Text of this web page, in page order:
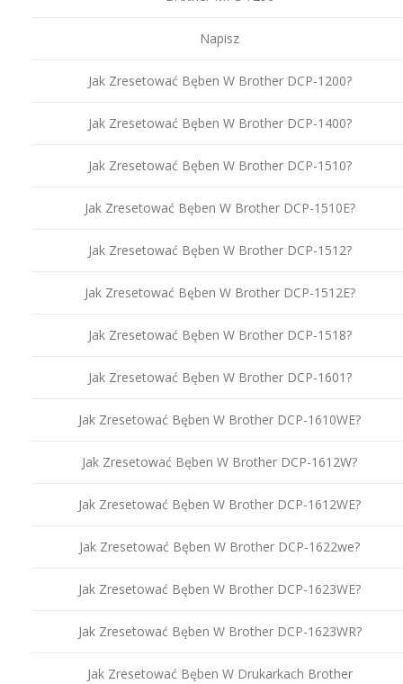
Napisz
Jak Zresetować Bęben W Brother DCP-1200?
Jak Zresetować Bęben W Brother DCP-1400?
Jak Zresetować Bęben W Brother DCP-1510?
Jak Zresetować Bęben W Brother DCP-1510E?
Jak Zresetować Bęben W Brother DCP-1512?
Jak Zresetować Bęben W Brother DCP-1512E?
Jak Zresetować Bęben W Brother DCP-1518?
Jak Zresetować Bęben W Brother DCP-1601?
Jak Zresetować Bęben W Brother DCP-1610WE?
Jak Zresetować Bęben W Brother DCP-1612W?
Jak Zresetować Bęben W Brother DCP-1612WE?
Jak Zresetować Bęben W Brother DCP-1622we?
Jak Zresetować Bęben W Brother DCP-1623WE?
Jak Zresetować Bęben W Brother DCP-1623WR?
Jak Zresetować Bęben W Drukarkach Brother